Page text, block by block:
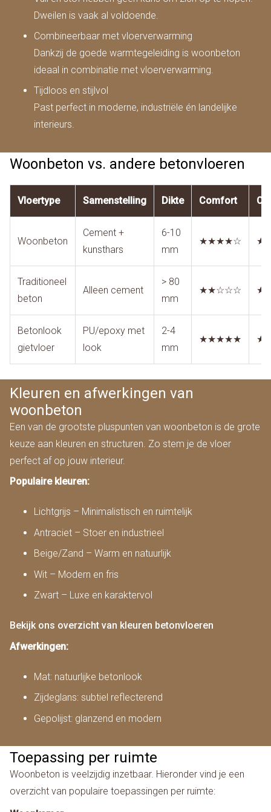
Dweilen is vaak al voldoende.
Combineerbaar met vloerverwarming
Dankzij de goede warmtegeleiding is woonbeton
ideaal in combinatie met vloerverwarming.
Tijdloos en stijlvol
Past perfect in moderne, industriële én landelijke
interieurs.
Woonbeton vs. andere betonvloeren
Vloertype Samenstelling Dikte Comfort
Woonbeton
Cement +
kunsthars
6-10
mm
★★★★☆
Traditioneel
beton
Alleen cement
> 80
mm
★★☆☆☆
Betonlook
gietvloer
PU/epoxy met
look
2-4
mm
★★★★★
Kleuren en afwerkingen van
woonbeton
Een van de grootste pluspunten van woonbeton is de grote
keuze aan kleuren en structuren. Zo stem je de vloer
perfect af op jouw interieur.
Populaire kleuren:
Lichtgrijs – Minimalistisch en ruimtelijk
Antraciet – Stoer en industrieel
Beige/Zand – Warm en natuurlijk
Wit – Modern en fris
Zwart – Luxe en karaktervol
Bekijk ons overzicht van kleuren betonvloeren
Afwerkingen:
Mat: natuurlijke betonlook
Zijdeglans: subtiel reflecterend
Gepolijst: glanzend en modern
Toepassing per ruimte
Woonbeton is veelzijdig inzetbaar. Hieronder vind je een
overzicht van populaire toepassingen per ruimte: